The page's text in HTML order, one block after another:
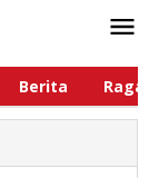
Berita